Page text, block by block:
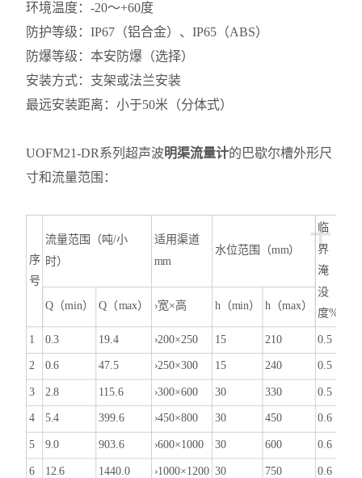
环境温度：-20～+60度
防护等级：IP67（铝合金）、IP65（ABS）
防爆等级：本安防爆（选择）
安装方式：支架或法兰安装
最远安装距离：小于50米（分体式）
UOFM21-DR系列超声波明渠流量计的巴歇尔槽外形尺
寸和流量范围：
+
序
号
流量范围（吨/小
时）
适用渠道
mm
水位范围（mm）
临
界
淹
没
度%
Q（min） Q（max） ›宽×高 h（min） h（max）
1 0.3 19.4 ›200×250 15 210 0.5
2 0.6 47.5 ›250×300 15 240 0.5
3 2.8 115.6 ›300×600 30 330 0.5
4 5.4 399.6 ›450×800 30 450 0.6
5 9.0 903.6 ›600×1000 30 600 0.6
6 12.6 1440.0 ›1000×1200 30 750 0.6